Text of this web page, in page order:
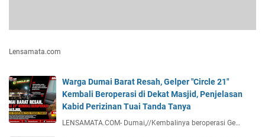
Lensamata.com
Warga Dumai Barat Resah, Gelper "Circle 21"
Kembali Beroperasi di Dekat Masjid, Penjelasan
Kabid Perizinan Tuai Tanda Tanya
LENSAMATA.COM- Dumai,//Kembalinya beroperasi Ge…